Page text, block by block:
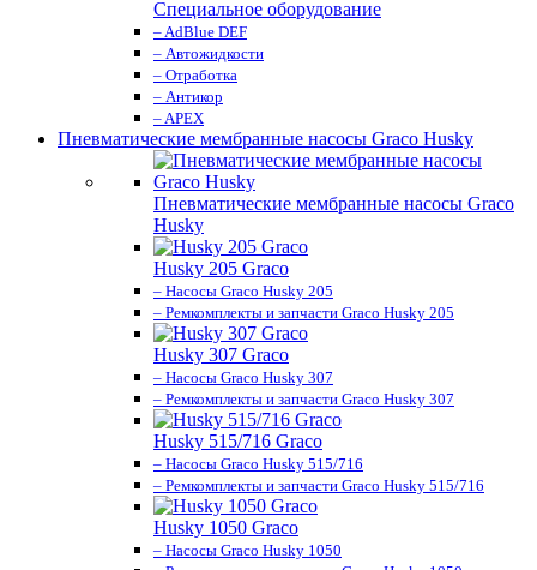
Специальное оборудование
– AdBlue DEF
– Автожидкости
– Отработка
– Антикор
– APEX
Пневматические мембранные насосы Graco Husky
Пневматические мембранные насосы Graco
Husky
Husky 205 Graco
– Насосы Graco Husky 205
– Ремкомплекты и запчасти Graco Husky 205
Husky 307 Graco
– Насосы Graco Husky 307
– Ремкомплекты и запчасти Graco Husky 307
Husky 515/716 Graco
– Насосы Graco Husky 515/716
– Ремкомплекты и запчасти Graco Husky 515/716
Husky 1050 Graco
– Насосы Graco Husky 1050